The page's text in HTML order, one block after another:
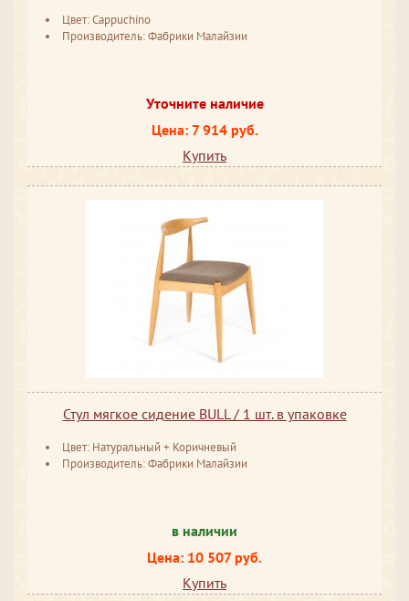
Цвет: Cappuchino
Производитель: Фабрики Малайзии
Уточните наличие
Цена: 7 914 руб.
Купить
Стул мягкое сидение BULL / 1 шт. в упаковке
Цвет: Натуральный + Коричневый
Производитель: Фабрики Малайзии
в наличии
Цена: 10 507 руб.
Купить